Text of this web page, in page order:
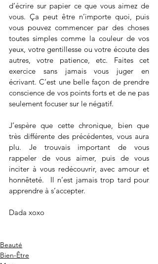
d’écrire sur papier ce que vous aimez de
vous. Ça peut être n’importe quoi, puis
vous pouvez commencer par des choses
toutes simples comme la couleur de vos
yeux, votre gentillesse ou votre écoute des
autres, votre patience, etc. Faites cet
exercice sans jamais vous juger en
écrivant. C’est une belle façon de prendre
conscience de vos points forts et de ne pas
seulement focuser sur le négatif.
J’espère que cette chronique, bien que
très différente des précédentes, vous aura
plu. Je trouvais important de vous
rappeler de vous aimer, puis de vous
inciter à vous redécouvrir, avec amour et
honnêteté.  Il n’est jamais trop tard pour
apprendre à s’accepter.
Dada xoxo
Beauté
Bien-Être